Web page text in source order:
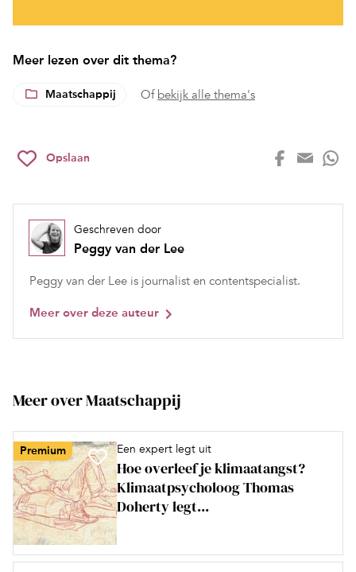
Meer lezen over dit thema?
Maatschappij Of bekijk alle thema's
Opslaan
Geschreven door
Peggy van der Lee
Peggy van der Lee is journalist en contentspecialist.
Meer over deze auteur
Meer over Maatschappij
Premium Een expert legt uit
Hoe overleef je klimaatangst?
Klimaatpsycholoog Thomas
Doherty legt...